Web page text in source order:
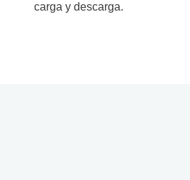
carga y descarga.